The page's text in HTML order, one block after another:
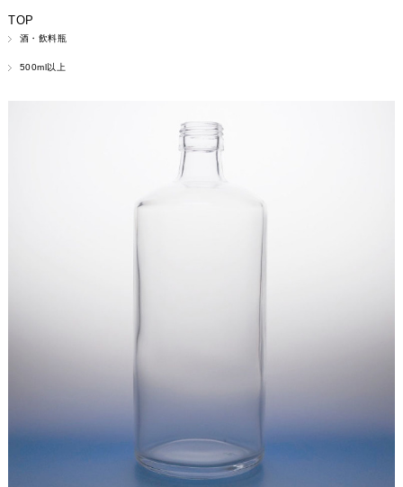
TOP
酒・飲料瓶
500ml以上